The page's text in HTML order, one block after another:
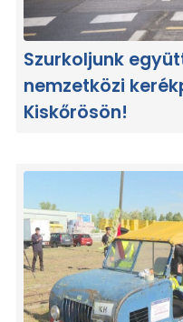
Szurkoljunk
nemzetközi
Kiskőrösön!